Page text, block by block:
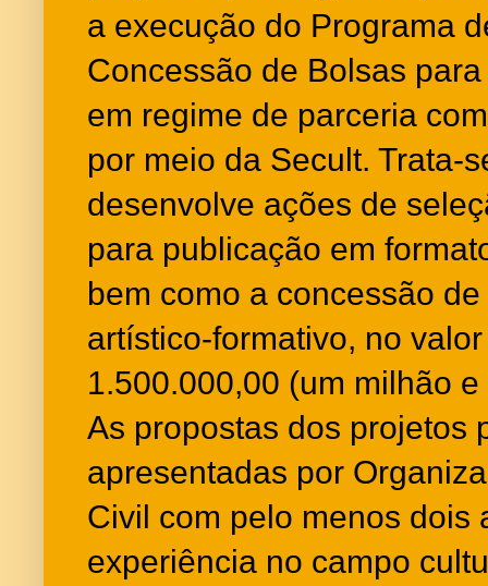
a execução do Programa
Concessão de Bolsas
em regime de parceria
por meio da Secult. Trata-
desenvolve ações de
para publicação em
bem como a concessão
artístico-formativo, no
1.500.000,00 (um milhão
As propostas dos projetos
apresentadas por
Civil com pelo menos dois
experiência no campo